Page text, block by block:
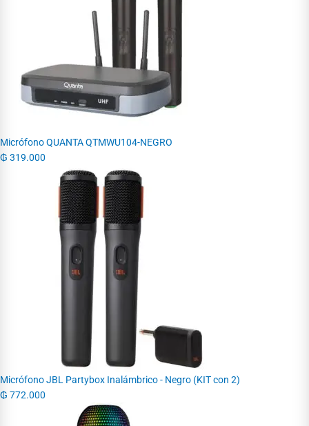
Micrófono QUANTA QTMWU104-NEGRO
₲ 319.000
Micrófono JBL Partybox Inalámbrico - Negro (KIT con 2)
₲ 772.000